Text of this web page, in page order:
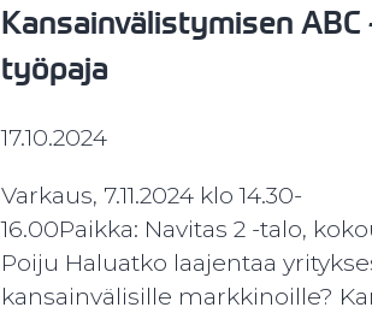
Kansainvälistymisen ABC
työpaja
17.10.2024
Varkaus, 7.11.2024 klo 14.30-
16.00Paikka: Navitas 2 -talo,
Poiju Haluatko laajentaa
kansainvälisille markkinoille?